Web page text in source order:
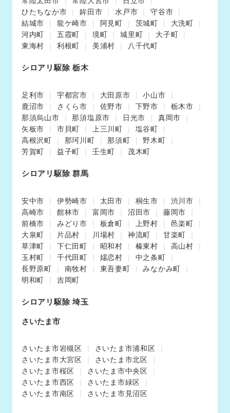
ひたちなか市
鉾田市 水戸市
守谷市
結城市
龍ケ崎市 阿見町 茨城町
大洗町
河内町
五霞町 境町 城里町
大子町
東海村
利根町 美浦村 八千代町
シロアリ駆除 栃木
足利市 宇都宮市 大田原市
小山市
鹿沼市
さくら市 佐野市 下野市
栃木市
那須烏山市
那須塩原市 日光市
真岡市
矢板市
市貝町 上三川町
塩谷町
高根沢町
那珂川町 那須町
野木町
芳賀町
益子町 壬生町 茂木町
シロアリ駆除 群馬
安中市 伊勢崎市 太田市 桐生市
渋川市
高崎市
館林市 富岡市 沼田市
藤岡市
前橋市
みどり市 板倉町 上野村
邑楽町
大泉町
片品村 川場村 神流町
甘楽町
草津町
下仁田町 昭和村 榛東村
高山村
玉村町
千代田町 嬬恋村
中之条町
長野原町
南牧村 東吾妻町
みなかみ町
明和町
吉岡町
シロアリ駆除 埼玉
さいたま市
さいたま市岩槻区
さいたま市浦和区
さいたま市大宮区
さいたま市北区
さいたま市桜区
さいたま市中央区
さいたま市西区
さいたま市緑区
さいたま市南区
さいたま市見沼区